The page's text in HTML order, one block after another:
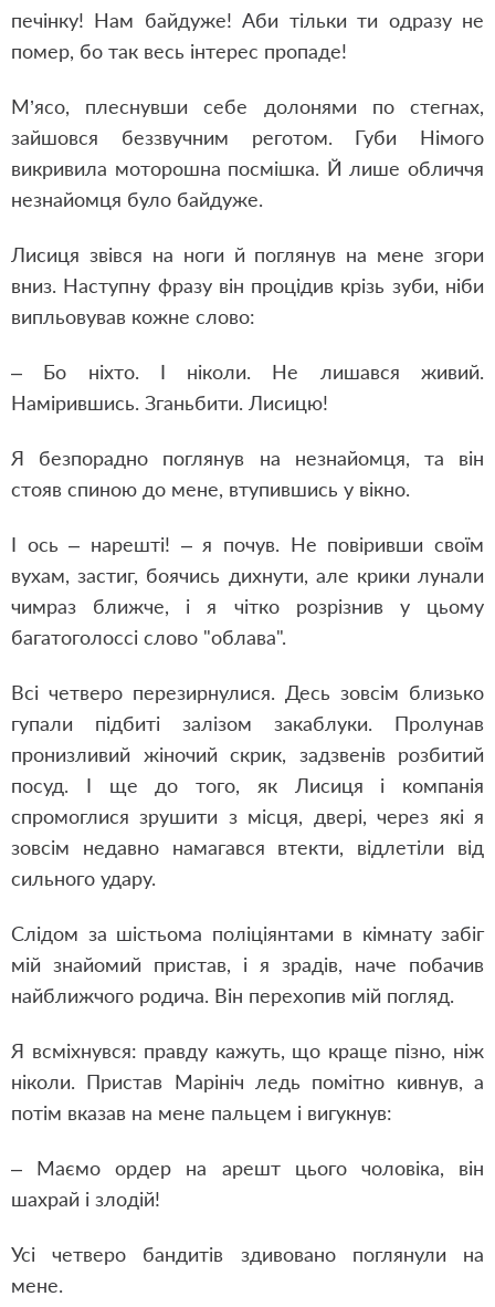
печінку! Нам байдуже! Аби тільки ти одразу не
помер, бо так весь інтерес пропаде!
М’ясо, плеснувши себе долонями по стегнах,
зайшовся беззвучним реготом. Губи Німого
викривила моторошна посмішка. Й лише обличчя
незнайомця було байдуже.
Лисиця звівся на ноги й поглянув на мене згори
вниз. Наступну фразу він процідив крізь зуби, ніби
випльовував кожне слово:
– Бо ніхто. І ніколи. Не лишався живий.
Намірившись. Зганьбити. Лисицю!
Я безпорадно поглянув на незнайомця, та він
стояв спиною до мене, втупившись у вікно.
І ось – нарешті! – я почув. Не повіривши своїм
вухам, застиг, боячись дихнути, але крики лунали
чимраз ближче, і я чітко розрізнив у цьому
багатоголоссі слово "облава".
Всі четверо перезирнулися. Десь зовсім близько
гупали підбиті залізом закаблуки. Пролунав
пронизливий жіночий скрик, задзвенів розбитий
посуд. І ще до того, як Лисиця і компанія
спромоглися зрушити з місця, двері, через які я
зовсім недавно намагався втекти, відлетіли від
сильного удару.
Слідом за шістьома поліціянтами в кімнату забіг
мій знайомий пристав, і я зрадів, наче побачив
найближчого родича. Він перехопив мій погляд.
Я всміхнувся: правду кажуть, що краще пізно, ніж
ніколи. Пристав Марініч ледь помітно кивнув, а
потім вказав на мене пальцем і вигукнув:
– Маємо ордер на арешт цього чоловіка, він
шахрай і злодій!
Усі четверо бандитів здивовано поглянули на
мене.